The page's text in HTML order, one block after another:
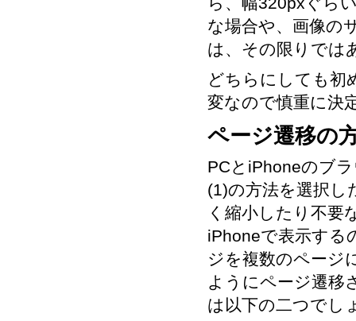
な場合や、画像の
は、その限りでは
どちらにしても初
変なので慎重に決
ページ遷移の
PCとiPhoneのブ
(1)の方法を選択し
く縮小したり不要
iPhoneで表示する
ジを複数のページ
ようにページ遷移
は以下の二つでし